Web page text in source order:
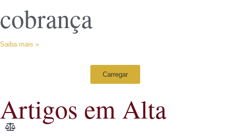
cobrança
Saiba mais »
Carregar
Artigos em Alta